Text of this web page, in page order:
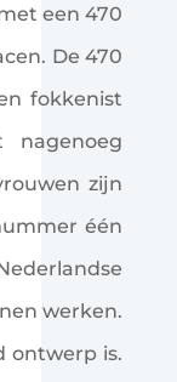
een 470
De 470
fokkenist
zijn
één
werken.
ontwerp is.